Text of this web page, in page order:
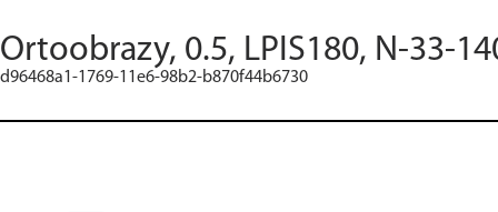
Ortoobrazy, 0.5, LPIS180, N-33-
d96468a1-1769-11e6-98b2-b870f44b6730